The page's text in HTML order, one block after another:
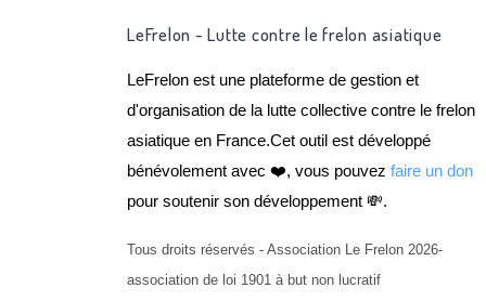
LeFrelon - Lutte contre le frelon asiatique
LeFrelon est une plateforme de gestion et
d'organisation de la lutte collective contre le frelon
asiatique en France.Cet outil est développé
bénévolement avec ❤️, vous pouvez faire un don
pour soutenir son développement 💸.
Tous droits réservés - Association Le Frelon 2026-
association de loi 1901 à but non lucratif